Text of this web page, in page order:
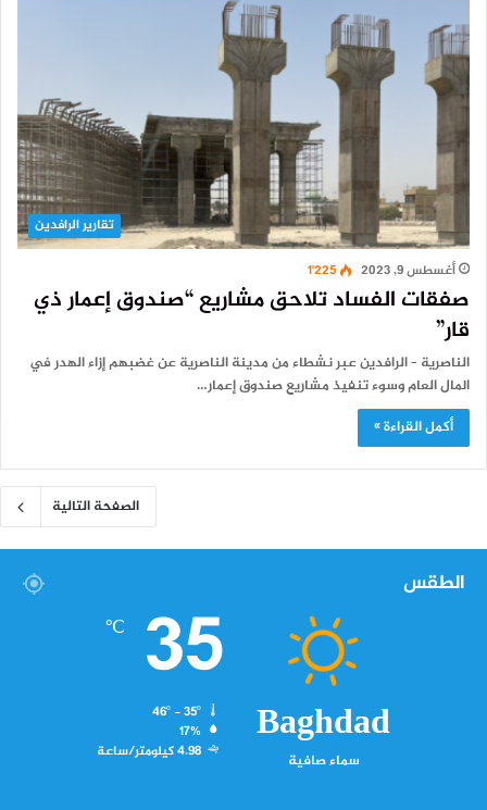
تقارير الرافدين
أغسطس 9, 2023
1٬225
صفقات الفساد تلاحق مشاريع “صندوق إعمار ذي
قار”
الناصرية – الرافدين عبر نشطاء من مدينة الناصرية عن غضبهم إزاء الهدر في
المال العام وسوء تنفيذ مشاريع صندوق إعمار…
أكمل القراءة »
الصفحة التالية
الطقس
Baghdad
سماء صافية
35
℃
17%
4.98 كيلومتر/ساعة